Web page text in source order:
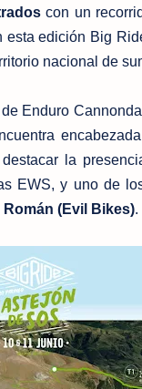
con un
esta edición Big
nacional de
Enduro
la
EWS, y uno de
(Evil Bikes).